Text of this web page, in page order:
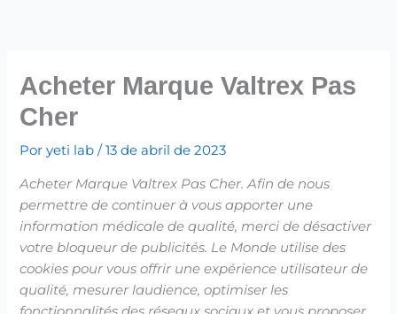
conteúdo
Acheter Marque Valtrex Pas
Cher
Poryeti lab/13 de abril de 2023
Acheter Marque Valtrex Pas Cher. Afin de nous
permettre de continuer à vous apporter une
information médicale de qualité, merci de désactiver
votre bloqueur de publicités. Le Monde utilise des
cookies pour vous offrir une expérience utilisateur de
qualité, mesurer laudience, optimiser les